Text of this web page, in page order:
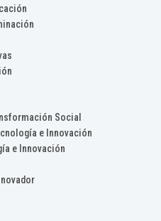
Social
e Innovación
e Innovación